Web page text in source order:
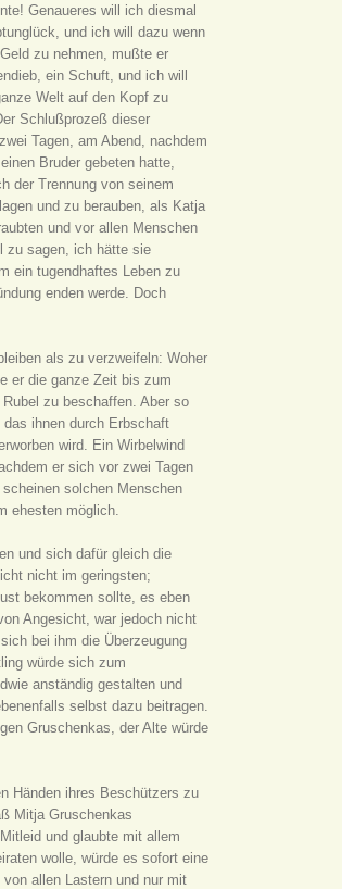
Genaueres will ich diesmal
und ich will dazu wenn
zu nehmen, mußte er
ein Schuft, und ich will
Welt auf den Kopf zu
Schlußprozeß dieser
Tagen, am Abend, nachdem
Bruder gebeten hatte,
der Trennung von seinem
und zu berauben, als Katja
und vor allen Menschen
zu sagen, ich hätte sie
ein tugendhaftes Leben zu
enden werde. Doch
als zu verzweifeln: Woher
er die ganze Zeit bis zum
zu beschaffen. Aber so
ihnen durch Erbschaft
wird. Ein Wirbelwind
er sich vor zwei Tagen
solchen Menschen
ehesten möglich.
und sich dafür gleich die
nicht im geringsten;
bekommen sollte, es eben
Angesicht, war jedoch nicht
bei ihm die Überzeugung
würde sich zum
anständig gestalten und
selbst dazu beitragen.
Gruschenkas, der Alte würde
Händen ihres Beschützers zu
Mitja Gruschenkas
und glaubte mit allem
wolle, würde es sofort eine
allen Lastern und nur mit